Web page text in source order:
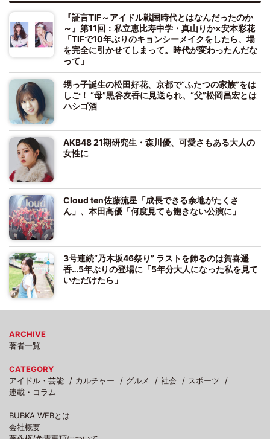
『証言TIF～アイドル戦国時代とはなんだったのか
～』第11回：私立恵比寿中学・真山りか×安本彩花
「TIFで10年ぶりのキョンシーメイクをしたら、場
を完全に引かせてしまって。時代が変わったんだな
って」
甥っ子誕生の松田好花、京都で“ふたつの家族”をは
しご！ “母”黒谷友香に見送られ、“父”松岡昌宏とは
ハシゴ酒
AKB48 21期研究生・森川優、可愛さもある大人の
女性に
Cloud ten佐藤流星「成長できる余地がたくさ
ん」、本田高優「何度見ても飽きない公演に」
3号連続“乃木坂46祭り” ラストを飾るのは賀喜遥
香…5年ぶりの登場に「5年分大人になった私を見て
いただけたら」
ARCHIVE
著者一覧
CATEGORY
アイドル・芸能
カルチャー グルメ 社会
スポーツ
連載・コラム
BUBKA WEBとは
会社概要